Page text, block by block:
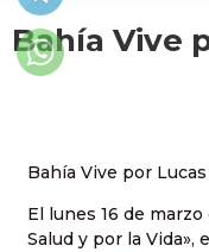
Bahía Vive
Bahía Vive por
El lunes 16 de
Salud y por la Vida»,